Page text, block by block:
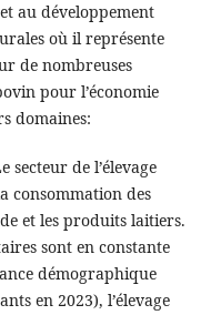
au développement
où il représente
de nombreuses
pour l’économie
domaines:
de l’élevage
consommation des
et les produits laitiers.
sont en constante
démographique
en 2023), l’élevage